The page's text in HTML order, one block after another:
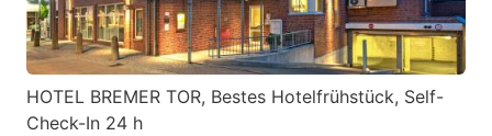
HOTEL BREMER TOR, Bestes Hotelfrühstück, Self-
Check-In 24 h